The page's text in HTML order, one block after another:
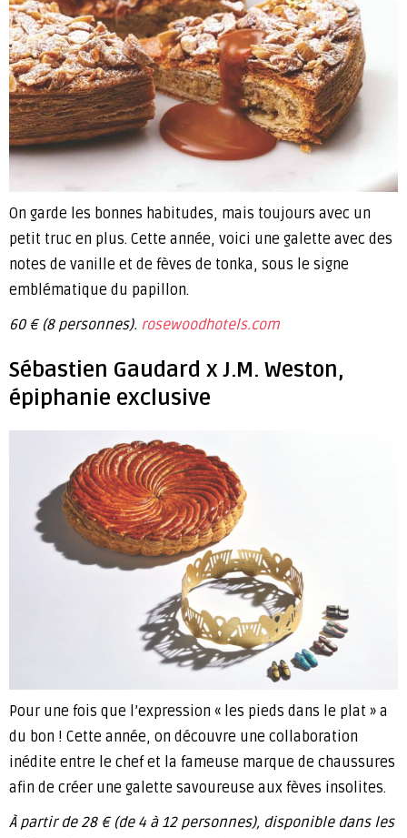
On garde les bonnes habitudes, mais toujours avec un
petit truc en plus. Cette année, voici une galette avec des
notes de vanille et de fèves de tonka, sous le signe
emblématique du papillon.
60 € (8 personnes). rosewoodhotels.com
Sébastien Gaudard x J.M. Weston,
épiphanie exclusive
Pour une fois que l’expression « les pieds dans le plat » a
du bon ! Cette année, on découvre une collaboration
inédite entre le chef et la fameuse marque de chaussures
afin de créer une galette savoureuse aux fèves insolites.
À partir de 28 € (de 4 à 12 personnes), disponible dans les